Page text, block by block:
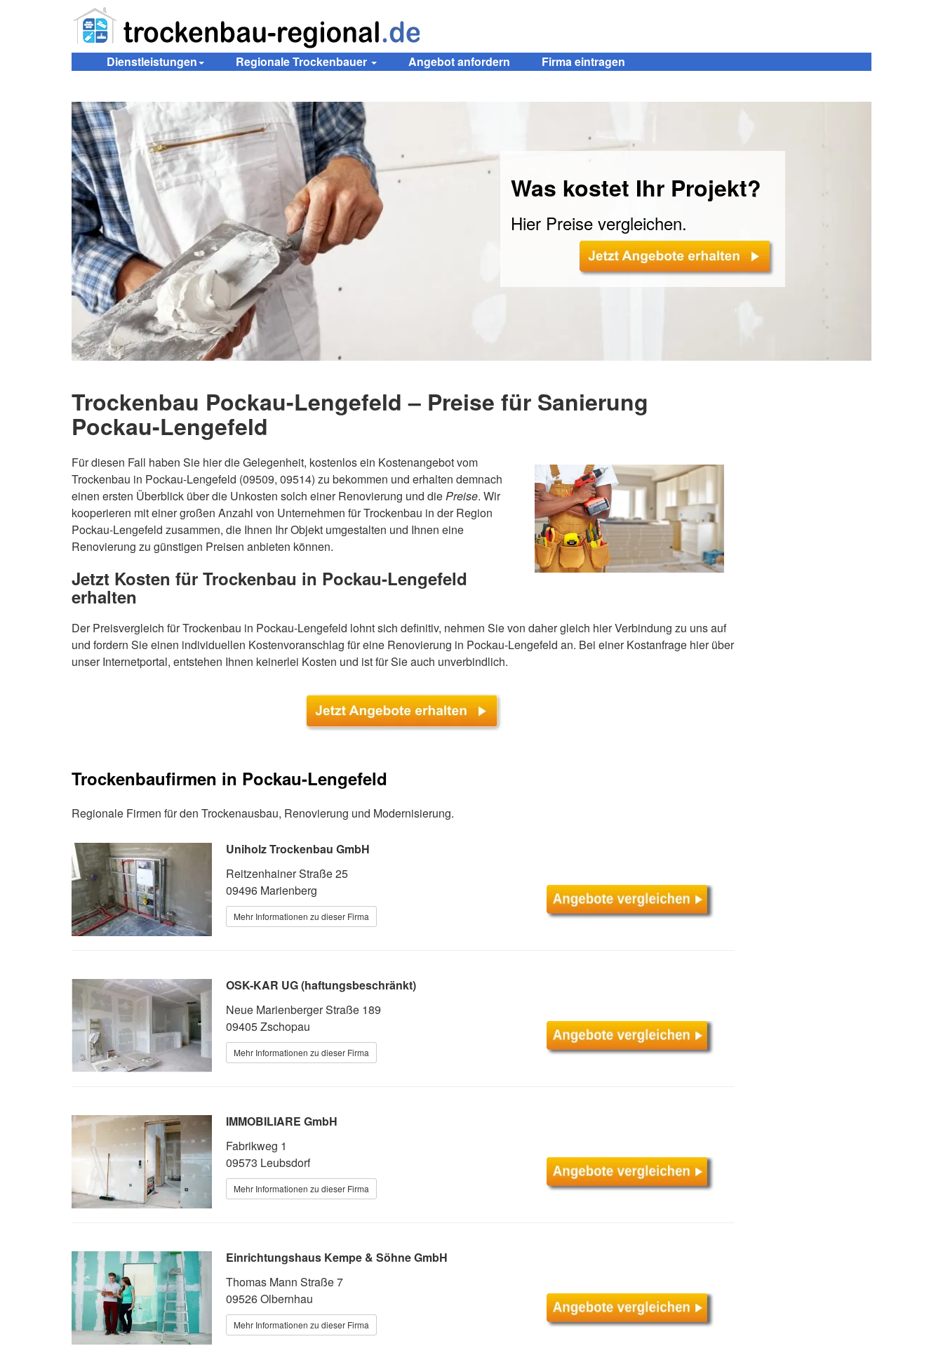
Dienstleistungen Regionale Trockenbauer Angebot anfordern Firma eintragen
Was kostet Ihr Projekt?
Hier Preise vergleichen.
Trockenbau Pockau-Lengefeld – Preise für Sanierung
Pockau-Lengefeld
Für diesen Fall haben Sie hier die Gelegenheit, kostenlos ein Kostenangebot vom
Trockenbau in Pockau-Lengefeld (09509, 09514) zu bekommen und erhalten demnach
einen ersten Überblick über die Unkosten solch einer Renovierung und diePreise. Wir
kooperieren mit einer großen Anzahl von Unternehmen für Trockenbau in der Region
Pockau-Lengefeld zusammen, die Ihnen Ihr Objekt umgestalten und Ihnen eine
Renovierung zu günstigen Preisen anbieten können.
Jetzt Kosten für Trockenbau in Pockau-Lengefeld
erhalten
Der Preisvergleich für Trockenbau in Pockau-Lengefeld lohnt sich definitiv, nehmen Sie von daher gleich hier Verbindung zu uns auf
und fordern Sie einen individuellen Kostenvoranschlag für eine Renovierung in Pockau-Lengefeld an. Bei einer Kostanfrage hier über
unser Internetportal, entstehen Ihnen keinerlei Kosten und ist für Sie auch unverbindlich.
Trockenbaufirmen in Pockau-Lengefeld
Regionale Firmen für den Trockenausbau, Renovierung und Modernisierung.
Uniholz Trockenbau GmbH
Reitzenhainer Straße 25
09496 Marienberg
Mehr Informationen zu dieser Firma
OSK-KAR UG (haftungsbeschränkt)
Neue Marienberger Straße 189
09405 Zschopau
Mehr Informationen zu dieser Firma
IMMOBILIARE GmbH
Fabrikweg 1
09573 Leubsdorf
Mehr Informationen zu dieser Firma
Einrichtungshaus Kempe & Söhne GmbH
Thomas Mann Straße 7
09526 Olbernhau
Mehr Informationen zu dieser Firma